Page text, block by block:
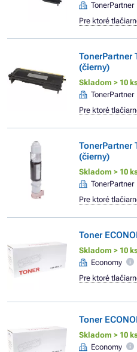
TonerPartner
Pre ktoré
TonerPartner
(čierny)
Skladom > 10
TonerPartner
Pre ktoré
TonerPartner
(čierny)
Skladom > 10
TonerPartner
Pre ktoré
Toner
Skladom > 10
Economy
Pre ktoré
Toner
Skladom > 10
Economy